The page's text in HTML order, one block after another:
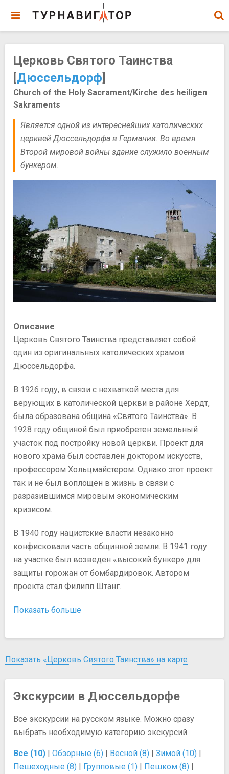
Церковь Святого Таинства
[Дюссельдорф]
Church of the Holy Sacrament/Kirche des heiligen
Sakraments
Является одной из интереснейших католических
церквей Дюссельдорфа в Германии. Во время
Второй мировой войны здание служило военным
бункером.
Описание
Церковь Святого Таинства представляет собой
один из оригинальных католических храмов
Дюссельдорфа.
В 1926 году, в связи с нехваткой места для
верующих в католической церкви в районе Хердт,
была образована община «Святого Таинства». В
1928 году общиной был приобретен земельный
участок под постройку новой церкви. Проект для
нового храма был составлен доктором искусств,
профессором Хольцмайстером. Однако этот проект
так и не был воплощен в жизнь в связи с
разразившимся мировым экономическим
кризисом.
В 1940 году нацистские власти незаконно
конфисковали часть общинной земли. В 1941 году
на участке был возведен «высокий бункер» для
защиты горожан от бомбардировок. Автором
проекта стал Филипп Штанг.
Показать больше
Показать «Церковь Святого Таинства» на карте
Экскурсии в Дюссельдорфе
Все экскурсии на русском языке. Можно сразу
выбрать необходимую категорию экскурсий.
Все (10) | Обзорные (6) | Весной (8) | Зимой (10) |
Пешеходные (8) | Групповые (1) | Пешком (8) |